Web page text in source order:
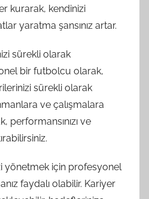
kurarak, kendinizi
yaratma şansınız artar.
sürekli olarak
bir futbolcu olarak,
sürekli olarak
ve çalışmalara
performansınızı ve
yönetmek için profesyonel
faydalı olabilir. Kariyer